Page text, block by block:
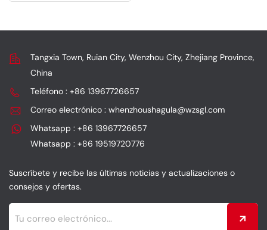
Tangxia Town, Ruian City, Wenzhou City, Zhejiang Province,
China
Teléfono : +86 13967726657
Correo electrónico : whenzhoushagula@wzsgl.com
Whatsapp : +86 13967726657
Whatsapp : +86 19519720776
Suscríbete y recibe las últimas noticias y actualizaciones o
consejos y ofertas.